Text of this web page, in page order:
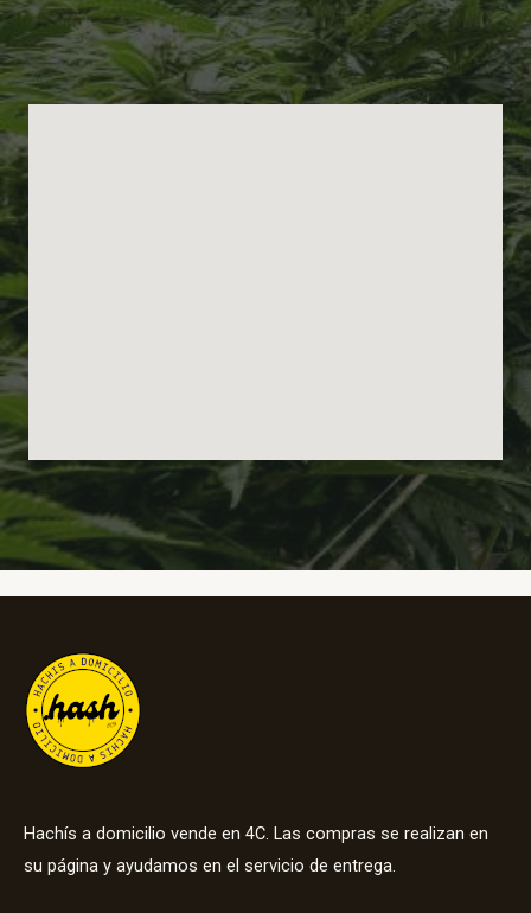
Hachís a domicilio vende en 4C. Las compras se realizan en
su página y ayudamos en el servicio de entrega.